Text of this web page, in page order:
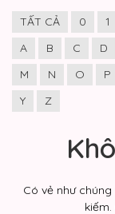
TẤT CẢ 0 1
A
B C D
M
N O P
Y
Z
Có vẻ như